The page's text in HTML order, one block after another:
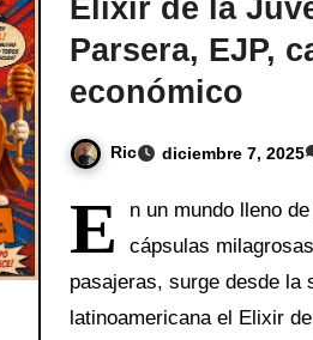
Elixir de la
Parsera, EJP,
económico
Ric diciembre 7, 2025
E
n un mundo lleno
cápsulas
pasajeras, surge desde la
latinoamericana el Elixir